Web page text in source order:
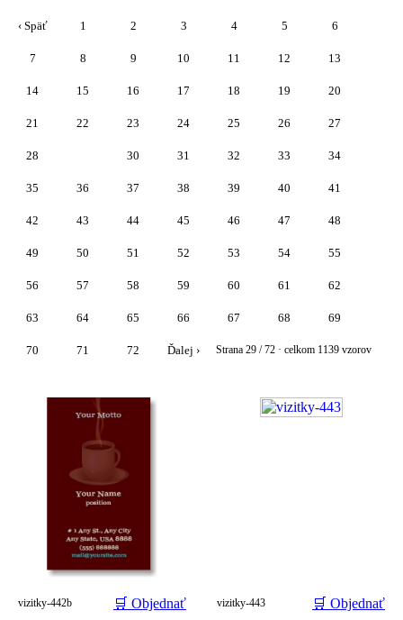
‹ Späť 1 2 3 4 5 6
7 8 9 10 11 12 13
14 15 16 17 18 19 20
21 22 23 24 25 26 27
28 30 31 32 33 34
35 36 37 38 39 40 41
42 43 44 45 46 47 48
49 50 51 52 53 54 55
56 57 58 59 60 61 62
63 64 65 66 67 68 69
70 71 72 Ďalej › Strana 29 / 72 · celkom 1139 vzorov
vizitky-442b 🛒 Objednať vizitky-443 🛒 Objednať